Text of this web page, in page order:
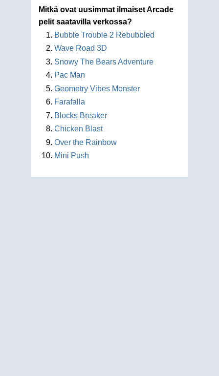
Mitkä ovat uusimmat ilmaiset Arcade
pelit saatavilla verkossa?
Bubble Trouble 2 Rebubbled
Wave Road 3D
Snowy The Bears Adventure
Pac Man
Geometry Vibes Monster
Farafalla
Blocks Breaker
Chicken Blast
Over the Rainbow
Mini Push